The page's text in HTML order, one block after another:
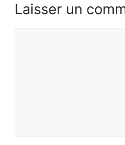
Laisser un